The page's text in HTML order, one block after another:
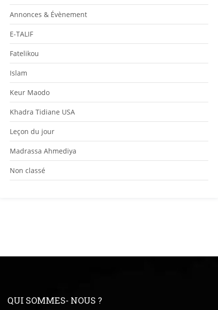
Annonces & Évènement
E-TALIF
Fatelikou
Islam
Keur Maodo
Khadra Tidiane USA
Leçon du jour
Madrassa Ahmediya
Non classé
QUI SOMMES- NOUS ?